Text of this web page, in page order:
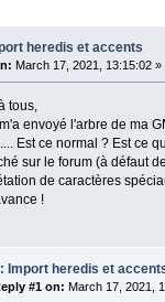
heredis et accents
March 17, 2021, 13:15:02 »
tous,
envoyé l'arbre de ma
Est ce normal ? Est ce
sur le forum (à défaut
de caractères
!
Import heredis et
#1 on: March 17, 2021,